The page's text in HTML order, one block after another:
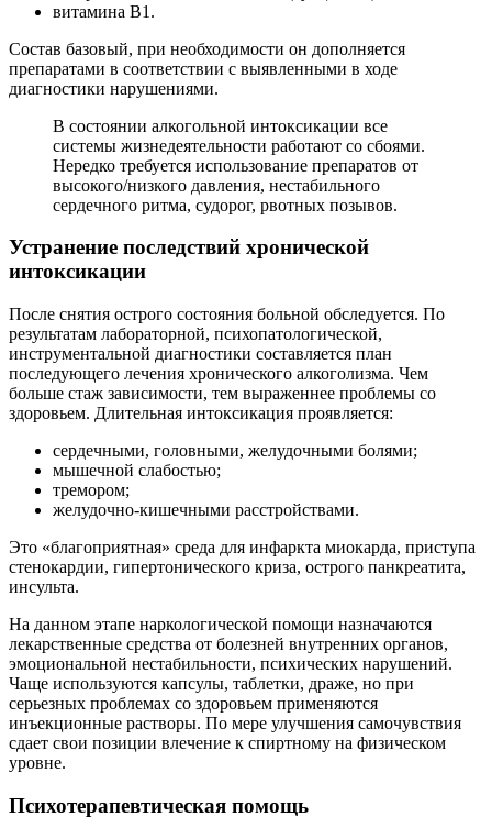
витамина B1.
Состав базовый, при необходимости он дополняется
препаратами в соответствии с выявленными в ходе
диагностики нарушениями.
В состоянии алкогольной интоксикации все
системы жизнедеятельности работают со сбоями.
Нередко требуется использование препаратов от
высокого/низкого давления, нестабильного
сердечного ритма, судорог, рвотных позывов.
Устранение последствий хронической
интоксикации
После снятия острого состояния больной обследуется. По
результатам лабораторной, психопатологической,
инструментальной диагностики составляется план
последующего лечения хронического алкоголизма. Чем
больше стаж зависимости, тем выраженнее проблемы со
здоровьем. Длительная интоксикация проявляется:
сердечными, головными, желудочными болями;
мышечной слабостью;
тремором;
желудочно-кишечными расстройствами.
Это «благоприятная» среда для инфаркта миокарда, приступа
стенокардии, гипертонического криза, острого панкреатита,
инсульта.
На данном этапе наркологической помощи назначаются
лекарственные средства от болезней внутренних органов,
эмоциональной нестабильности, психических нарушений.
Чаще используются капсулы, таблетки, драже, но при
серьезных проблемах со здоровьем применяются
инъекционные растворы. По мере улучшения самочувствия
сдает свои позиции влечение к спиртному на физическом
уровне.
Психотерапевтическая помощь